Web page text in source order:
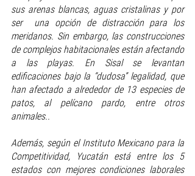
sus arenas blancas, aguas cristalinas y por
ser  una opción de distracción para los
meridanos. Sin embargo, las construcciones
de complejos habitacionales están afectando
a las playas. En Sisal se levantan
edificaciones bajo la “dudosa” legalidad, que
han afectado a alrededor de 13 especies de
patos, al pelícano pardo, entre otros
animales..
Además, según el Instituto Mexicano para la
Competitividad, Yucatán está entre los 5
estados con mejores condiciones laborales